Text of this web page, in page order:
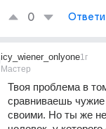
0
icy_wiener_onlyone
Мастер
1г
Твоя проблема в
сравниваешь
своими. Но ты же